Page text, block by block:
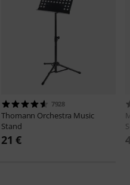
7928
Thomann Orchestra Music
Stand
21 €